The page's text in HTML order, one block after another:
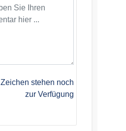
Zeichen stehen noch
zur Verfügung